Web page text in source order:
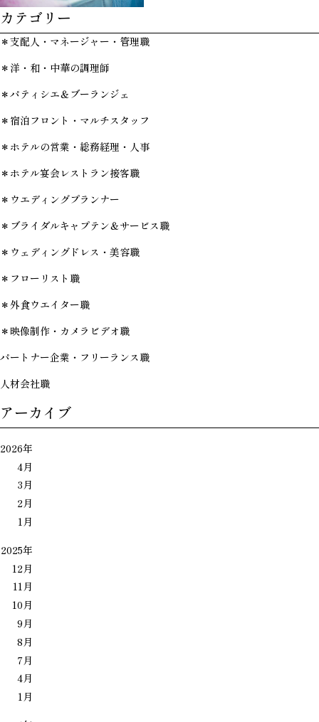
＊パティシエ＆ブーランジェ
カテゴリー
＊支配人・マネージャー・管理職
＊洋・和・中華の調理師
＊パティシエ＆ブーランジェ
＊宿泊フロント・マルチスタッフ
＊ホテルの営業・総務経理・人事
＊ホテル宴会レストラン接客職
＊ウエディングプランナー
＊ブライダルキャプテン＆サービス職
＊ウェディングドレス・美容職
＊フローリスト職
＊外食ウエイター職
＊映像制作・カメラビデオ職
パートナー企業・フリーランス職
人材会社職
アーカイブ
2026年
4月
3月
2月
1月
2025年
12月
11月
10月
9月
8月
7月
4月
1月